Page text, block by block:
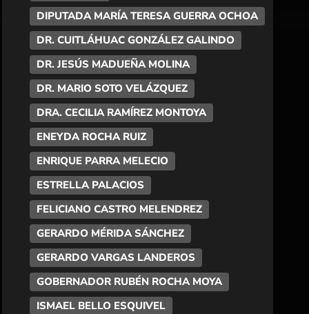
DIPUTADA MARÍA TERESA GUERRA OCHOA
DR. CUITLÁHUAC GONZÁLEZ GALINDO
DR. JESÚS MADUEÑA MOLINA
DR. MARIO SOTO VELÁZQUEZ
DRA. CECILIA RAMÍREZ MONTOYA
ENEYDA ROCHA RUIZ
ENRIQUE PARRA MELECIO
ESTRELLA PALACIOS
FELICIANO CASTRO MELENDREZ
GERARDO MÉRIDA SÁNCHEZ
GERARDO VARGAS LANDEROS
GOBERNADOR RUBÉN ROCHA MOYA
ISMAEL BELLO ESQUIVEL